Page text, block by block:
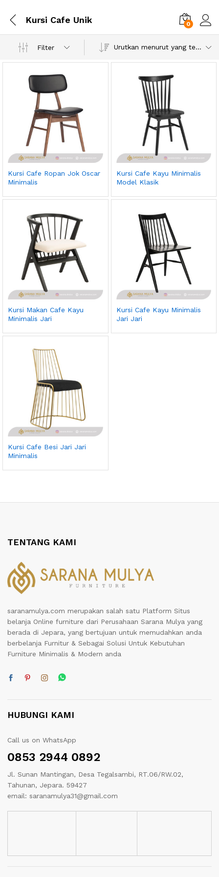
Kursi Cafe Unik 0
Filter Urutkan menurut yang terbaru
Kursi Cafe Ropan Jok Oscar
Minimalis
Kursi Cafe Kayu Minimalis
Model Klasik
Kursi Makan Cafe Kayu
Minimalis Jari
Kursi Cafe Kayu Minimalis
Jari Jari
Kursi Cafe Besi Jari Jari
Minimalis
TENTANG KAMI
saranamulya.com merupakan salah satu Platform Situs
belanja Online furniture dari Perusahaan Sarana Mulya yang
berada di Jepara, yang bertujuan untuk memudahkan anda
berbelanja Furnitur & Sebagai Solusi Untuk Kebutuhan
Furniture Minimalis & Modern anda
HUBUNGI KAMI
Call us on WhatsApp
0853 2944 0892
Jl. Sunan Mantingan, Desa Tegalsambi, RT.06/RW.02,
Tahunan, Jepara. 59427
email: saranamulya31@gmail.com